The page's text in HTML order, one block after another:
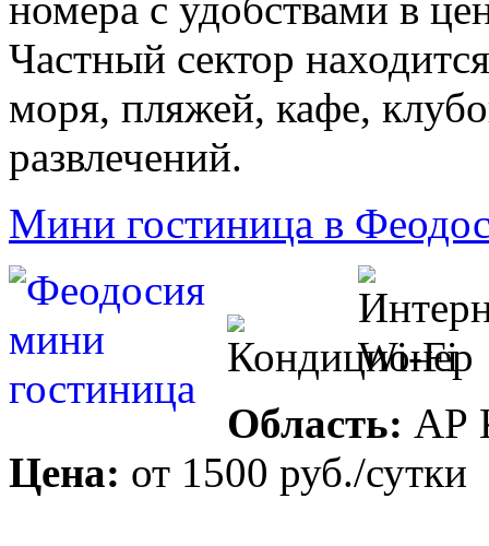
номера с удобствами в
Частный сектор
моря, пляжей, кафе,
развлечений.
Мини гостиница в
Область: АР
Цена: от 1500 руб./сутки